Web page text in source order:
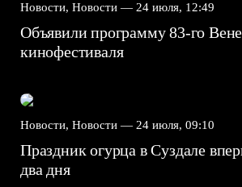
Новости, Новости — 24 июля, 12:49
Объявили программу 83-го
кинофестиваля
Новости, Новости — 24 июля, 09:10
Праздник огурца в Суздале
два дня